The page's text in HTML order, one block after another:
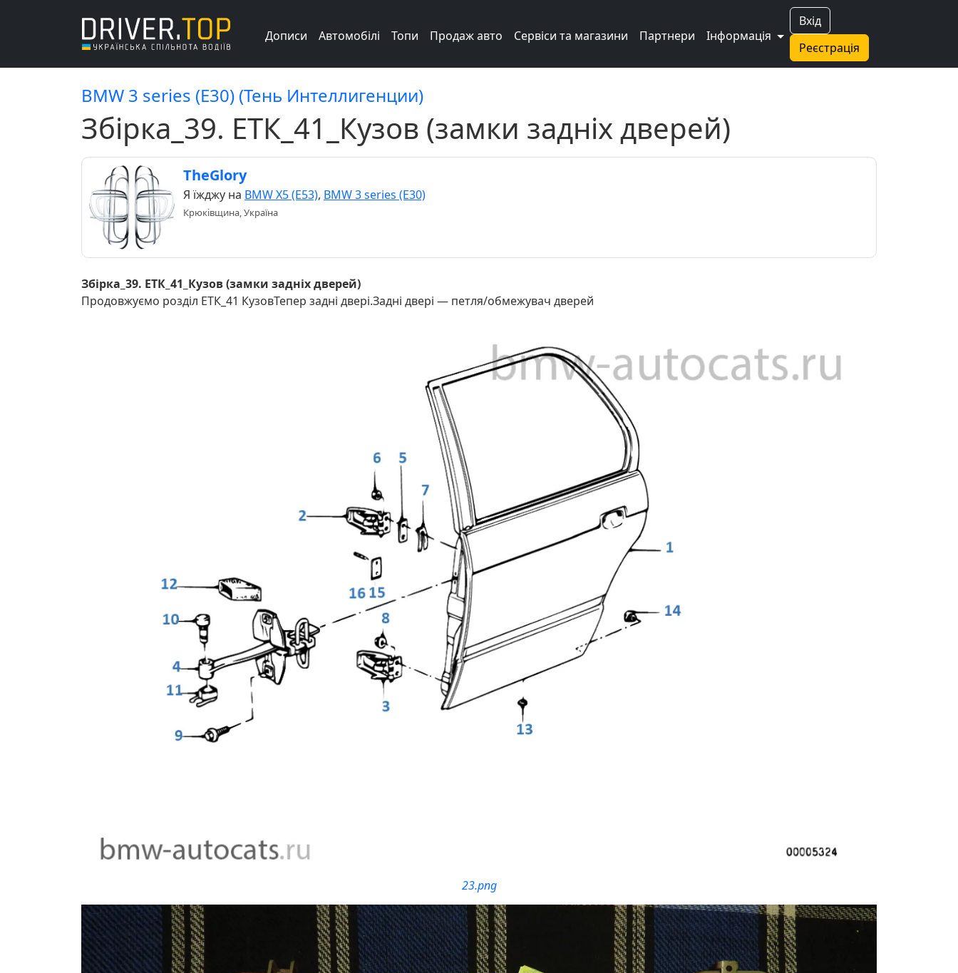
Вхід
Реєстрація
Дописи Автомобілі Топи Продаж авто Сервіси та магазини Партнери Інформація
BMW 3 series (E30) (Тень Интеллигенции)
Збірка_39. ЕТК_41_Кузов (замки задніх дверей)
TheGlory
Я їжджу на BMW X5 (E53), BMW 3 series (E30)
Крюківщина, Україна
Збірка_39. ЕТК_41_Кузов (замки задніх дверей)
Продовжуємо розділ ЕТК_41 КузовТепер задні двері.Задні двері — петля/обмежувач дверей
23.png